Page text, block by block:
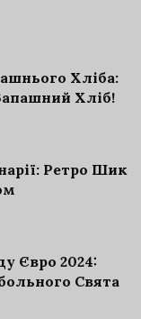
Хліба:
Хліб!
Ретро Шик
Євро 2024:
Свята